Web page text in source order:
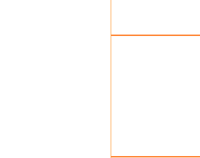
Cho thuê xe du lịch Hà Nội